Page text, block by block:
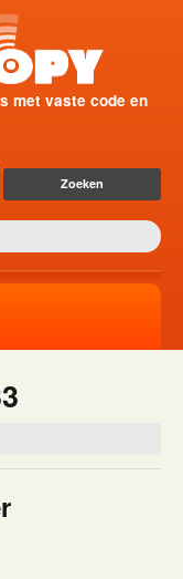
met vaste code en